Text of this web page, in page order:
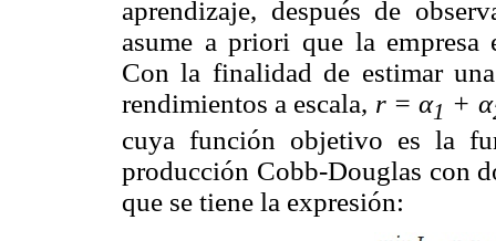
aprendizaje, después de
asume a priori que la empresa
Con la finalidad de estimar
rendimientos a escala, r = α1 + α
cuya función objetivo es la
producción Cobb-Douglas con
que se tiene la expresión: